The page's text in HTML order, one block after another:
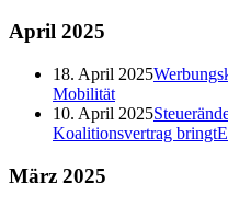
April 2025
18. April 2025
Mobilität
10. April 2025
Koalitionsvertrag bringt
März 2025